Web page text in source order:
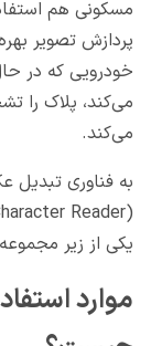
مسکونی هم
پردازش تصویر
خودرویی که در
می‌کند، پلاک را
می‌کند.
به فناوری تبدیل
یکی از زیر
موارد